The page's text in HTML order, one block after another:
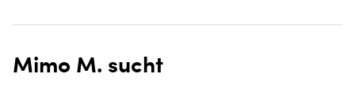
Mimo M. sucht